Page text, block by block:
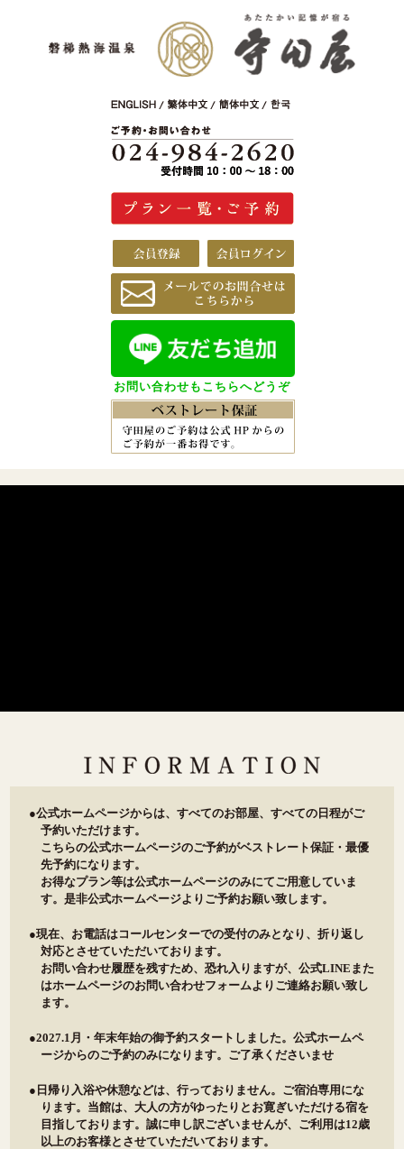
お問い合わせもこちらへどうぞ
●公式ホームページからは、すべてのお部屋、すべての日程がご
予約いただけます。
こちらの公式ホームページのご予約がベストレート保証・最優
先予約になります。
お得なプラン等は公式ホームページのみにてご用意していま
す。是非公式ホームページよりご予約お願い致します。
●現在、お電話はコールセンターでの受付のみとなり、折り返し
対応とさせていただいております。
お問い合わせ履歴を残すため、恐れ入りますが、公式LINEまた
はホームページのお問い合わせフォームより ご連絡お願い致し
ます。
●2027.1月・年末年始の御予約スタートしました。公式ホームペ
ージからのご予約のみになります。ご了承くださいませ
●日帰り入浴や休憩などは、行っておりません。ご宿泊専用にな
ります。当館は、大人の方がゆったりとお寛ぎいただける宿を
目指しております。誠に申し訳ございませんが、ご利用は12歳
以上のお客様とさせていただいております。